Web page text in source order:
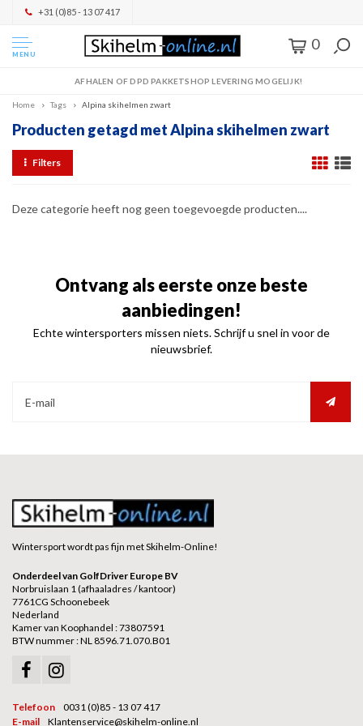
+31 (0)85 - 13 07 417
MENU
0
AFHALEN OF DPD PAKKETSHOP LEVERING MOGELIJK!
Home Tags Alpina skihelmen zwart
Producten getagd met Alpina skihelmen zwart
Filters
Deze categorie heeft nog geen toegevoegde producten....
Ontvang als eerste onze beste
aanbiedingen!
Echte wintersporters missen niets. Schrijf u snel in voor de
nieuwsbrief.
Wintersport wordt pas fijn met Skihelm-Online!
Onderdeel van GolfDriver Europe BV
Norbruislaan 1 (afhaaladres / kantoor)
7761CG Schoonebeek
Nederland
Kamer van Koophandel : 73807591
BTW nummer : NL 8596.71.070.B01
Telefoon
0031 (0)85 - 13 07 417
E-mail
Klantenservice@skihelm-online.nl